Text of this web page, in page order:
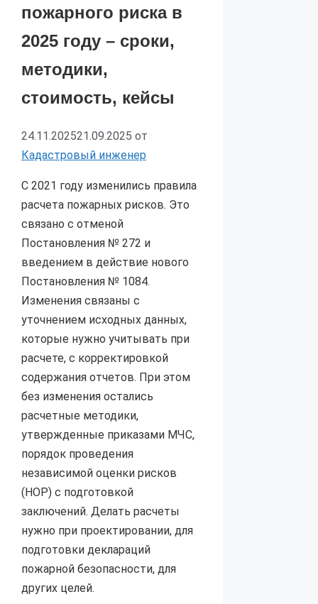
пожарного риска в
2025 году – сроки,
методики,
стоимость, кейсы
24.11.202521.09.2025 от
Кадастровый инженер
С 2021 году изменились правила
расчета пожарных рисков. Это
связано с отменой
Постановления № 272 и
введением в действие нового
Постановления № 1084.
Изменения связаны с
уточнением исходных данных,
которые нужно учитывать при
расчете, с корректировкой
содержания отчетов. При этом
без изменения остались
расчетные методики,
утвержденные приказами МЧС,
порядок проведения
независимой оценки рисков
(НОР) с подготовкой
заключений. Делать расчеты
нужно при проектировании, для
подготовки деклараций
пожарной безопасности, для
других целей.